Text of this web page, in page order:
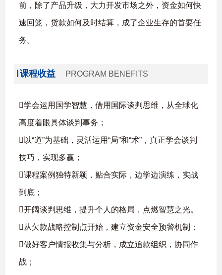
前，除了产品升级，大力开发市场之外，资金如何快
速回笼，货款如何及时结算，成了企业生存的首要任
务。
课程收益 PROGRAM BENEFITS
学会运用国学智慧，借用国际谈判思维，从全球化
高度着眼具体谈判事务；
以“道”为基础，灵活运用“局”和“术”，真正学会谈判
技巧，实现多赢；
课程案例独特新颖，贴合实际，边学边演练，实战
到底；
开阔谈判思维，提升个人的格局，点燃智慧之光。
从欠款战略控制点开始，建立资金安全预警机制；
做好客户情报收集与分析，成立追款组织，协同作
战；